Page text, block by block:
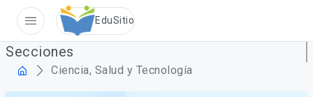
Sin conexi�n
EduSitio
Secciones
Ciencia, Salud y Tecnología